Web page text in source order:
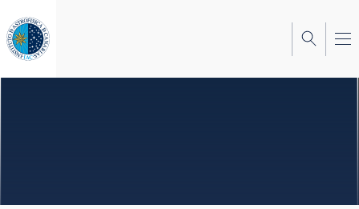
al
contenido
principal